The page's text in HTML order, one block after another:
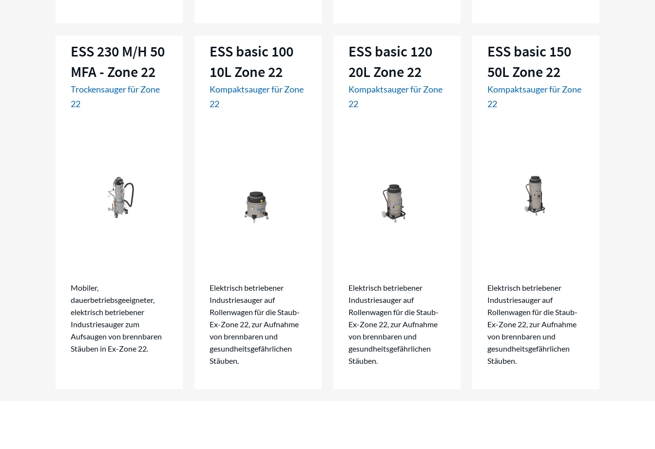
ESS 230 M/H 50
MFA - Zone 22
Trockensauger für Zone
22
Mobiler,
dauerbetriebsgeeigneter,
elektrisch betriebener
Industriesauger zum
Aufsaugen von brennbaren
Stäuben in Ex-Zone 22.
ESS basic 100
10L Zone 22
Kompaktsauger für Zone
22
Elektrisch betriebener
Industriesauger auf
Rollenwagen für die Staub-
Ex-Zone 22, zur Aufnahme
von brennbaren und
gesundheitsgefährlichen
Stäuben.
ESS basic 120
20L Zone 22
Kompaktsauger für Zone
22
Elektrisch betriebener
Industriesauger auf
Rollenwagen für die Staub-
Ex-Zone 22, zur Aufnahme
von brennbaren und
gesundheitsgefährlichen
Stäuben.
ESS basic 150
50L Zone 22
Kompaktsauger für Zone
22
Elektrisch betriebener
Industriesauger auf
Rollenwagen für die Staub-
Ex-Zone 22, zur Aufnahme
von brennbaren und
gesundheitsgefährlichen
Stäuben.